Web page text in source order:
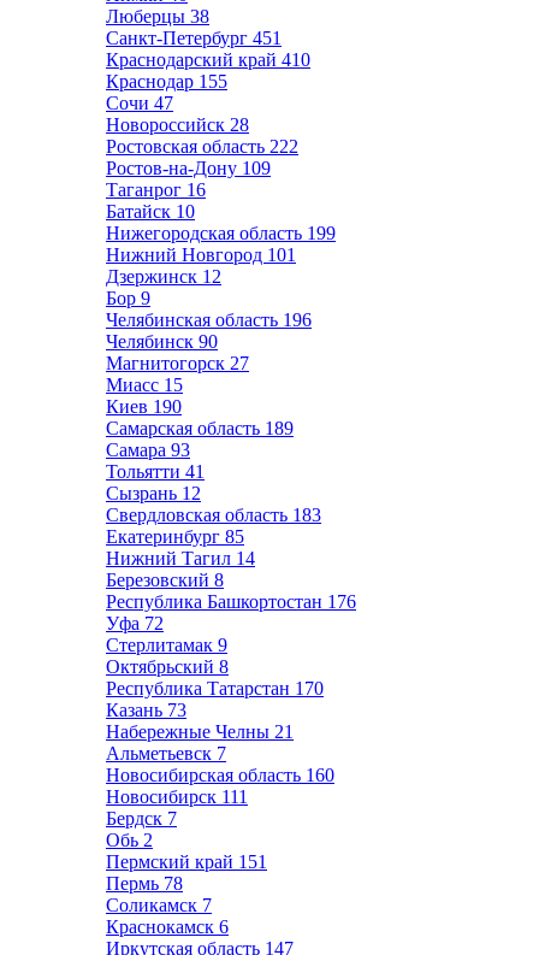
Люберцы 38
Санкт-Петербург 451
Краснодарский край 410
Краснодар 155
Сочи 47
Новороссийск 28
Ростовская область 222
Ростов-на-Дону 109
Таганрог 16
Батайск 10
Нижегородская область 199
Нижний Новгород 101
Дзержинск 12
Бор 9
Челябинская область 196
Челябинск 90
Магнитогорск 27
Миасс 15
Киев 190
Самарская область 189
Самара 93
Тольятти 41
Сызрань 12
Свердловская область 183
Екатеринбург 85
Нижний Тагил 14
Березовский 8
Республика Башкортостан 176
Уфа 72
Стерлитамак 9
Октябрьский 8
Республика Татарстан 170
Казань 73
Набережные Челны 21
Альметьевск 7
Новосибирская область 160
Новосибирск 111
Бердск 7
Обь 2
Пермский край 151
Пермь 78
Соликамск 7
Краснокамск 6
Иркутская область 147